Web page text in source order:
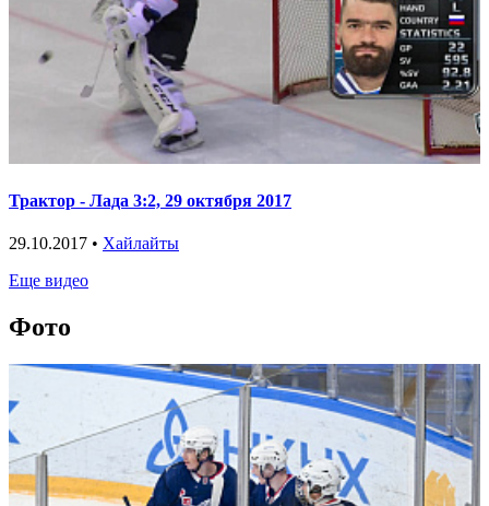
Трактор - Лада 3:2, 29 октября 2017
29.10.2017 • Хайлайты
Еще видео
Фото